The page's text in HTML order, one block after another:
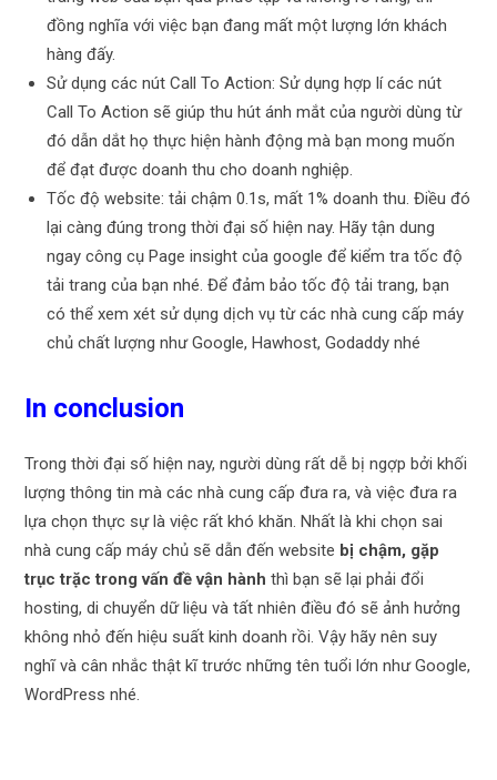
đồng nghĩa với việc bạn đang mất một lượng lớn khách
hàng đấy.
Sử dụng các nút Call To Action: Sử dụng hợp lí các nút
Call To Action sẽ giúp thu hút ánh mắt của người dùng từ
đó dẫn dắt họ thực hiện hành động mà bạn mong muốn
để đạt được doanh thu cho doanh nghiệp.
Tốc độ website: tải chậm 0.1s, mất 1% doanh thu. Điều đó
lại càng đúng trong thời đại số hiện nay. Hãy tận dung
ngay công cụ Page insight của google để kiểm tra tốc độ
tải trang của bạn nhé. Để đảm bảo tốc độ tải trang, bạn
có thể xem xét sử dụng dịch vụ từ các nhà cung cấp máy
chủ chất lượng như Google, Hawhost, Godaddy nhé
In conclusion
Trong thời đại số hiện nay, người dùng rất dễ bị ngợp bởi khối
lượng thông tin mà các nhà cung cấp đưa ra, và việc đưa ra
lựa chọn thực sự là việc rất khó khăn. Nhất là khi chọn sai
nhà cung cấp máy chủ sẽ dẫn đến website bị chậm, gặp
trục trặc trong vấn đề vận hành thì bạn sẽ lại phải đổi
hosting, di chuyển dữ liệu và tất nhiên điều đó sẽ ảnh hưởng
không nhỏ đến hiệu suất kinh doanh rồi. Vậy hãy nên suy
nghĩ và cân nhắc thật kĩ trước những tên tuổi lớn như Google,
WordPress nhé.